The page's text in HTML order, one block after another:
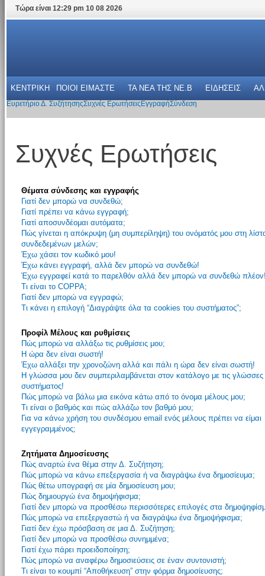
Τώρα είναι 12:29 pm 10 08 2026
ΚΕΝΤΡΙΚΗ ΠΟΙΟΙ ΕΙΜΑΣΤΕ ΤΑ ΝΕΑ THΣ NE.B ΕΙΔΗΣΕΙΣ
Ευρετήριο Δ. ΣυζήτησηςΣυχνές Ερωτήσεις ΕγγραφήΣύνδεση
Συχνές Ερωτήσεις
Θέματα σύνδεσης και εγγραφής
Γιατί δεν μπορώ να συνδεθώ;
Γιατί πρέπει να κάνω εγγραφή;
Γιατί αποσυνδέομαι αυτόματα;
Πώς γίνεται η απόκρυψη (μη συμπερίληψη) του ονόματός μου στη
συνδεδεμένων μελών;
Έχω χάσει τον κωδικό μου!
Έχω κάνει εγγραφή, αλλά δεν μπορώ να συνδεθώ!
Έχω εγγραφεί κατά το παρελθόν αλλά δεν μπορώ να συνδεθώ
Τι είναι το COPPA;
Γιατί δεν μπορώ να εγγραφώ;
Τι κάνει η επιλογή “Διαγράψτε όλα τα cookies του συστήματος”;
Προφίλ Μέλους και ρυθμίσεις
Πώς μπορώ να αλλάξω τις ρυθμίσεις μου;
Η ώρα δεν είναι σωστή!
Έχω αλλάξει την χρονοζώνη αλλά και πάλι η ώρα δεν είναι σωστή!
Η γλώσσα μου δεν συμπεριλαμβάνεται στον κατάλογο με τις γλώσσες
συστήματος!
Πώς μπορώ να βάλω μια εικόνα κάτω από το όνομα μέλους μου;
Τι είναι ο βαθμός και πώς αλλάζω τον βαθμό μου;
Για να κάνω χρήση του συνδέσμου email ενός μέλους πρέπει να είμαι
εγγεγραμμένος;
Ζητήματα Δημοσίευσης
Πώς αναρτώ ένα θέμα στην Δ. Συζήτηση;
Πώς μπορώ να κάνω επεξεργασία ή να διαγράψω ένα δημοσίευμα;
Πώς θέτω υπογραφή σε μία δημοσίευση μου;
Πώς δημιουργώ ένα δημοψήφισμα;
Γιατί δεν μπορώ να προσθέσω περισσότερες επιλογές στα
Πώς μπορώ να επεξεργαστώ ή να διαγράψω ένα δημοψήφισμα;
Γιατί δεν έχω πρόσβαση σε μια Δ. Συζήτηση;
Γιατί δεν μπορώ να προσθέσω συνημμένα;
Γιατί έχω πάρει προειδοποίηση;
Πώς μπορώ να αναφέρω δημοσιεύσεις σε έναν συντονιστή;
Τι είναι το κουμπί “Αποθήκευση” στην φόρμα δημοσίευσης;